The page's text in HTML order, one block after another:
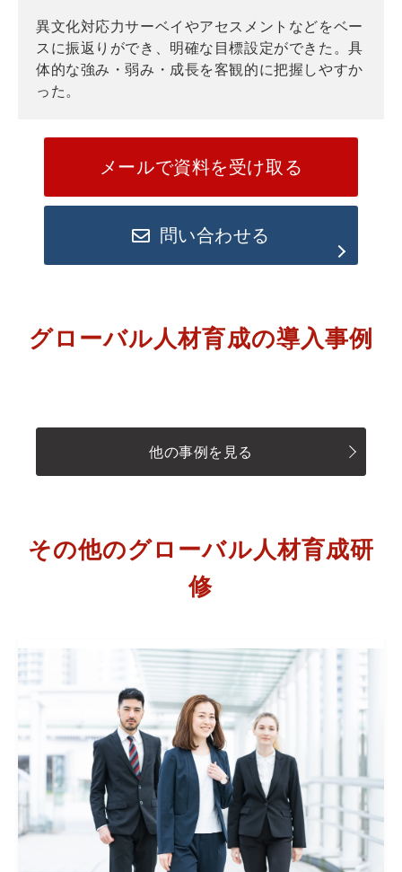
異文化対応力サーベイやアセスメントなどをベー
スに振返りができ、明確な目標設定ができた。具
体的な強み・弱み・成長を客観的に把握しやすか
った。
メールで資料を受け取る
問い合わせる
グローバル人材育成の導入事例
他の事例を見る
その他のグローバル人材育成研
修